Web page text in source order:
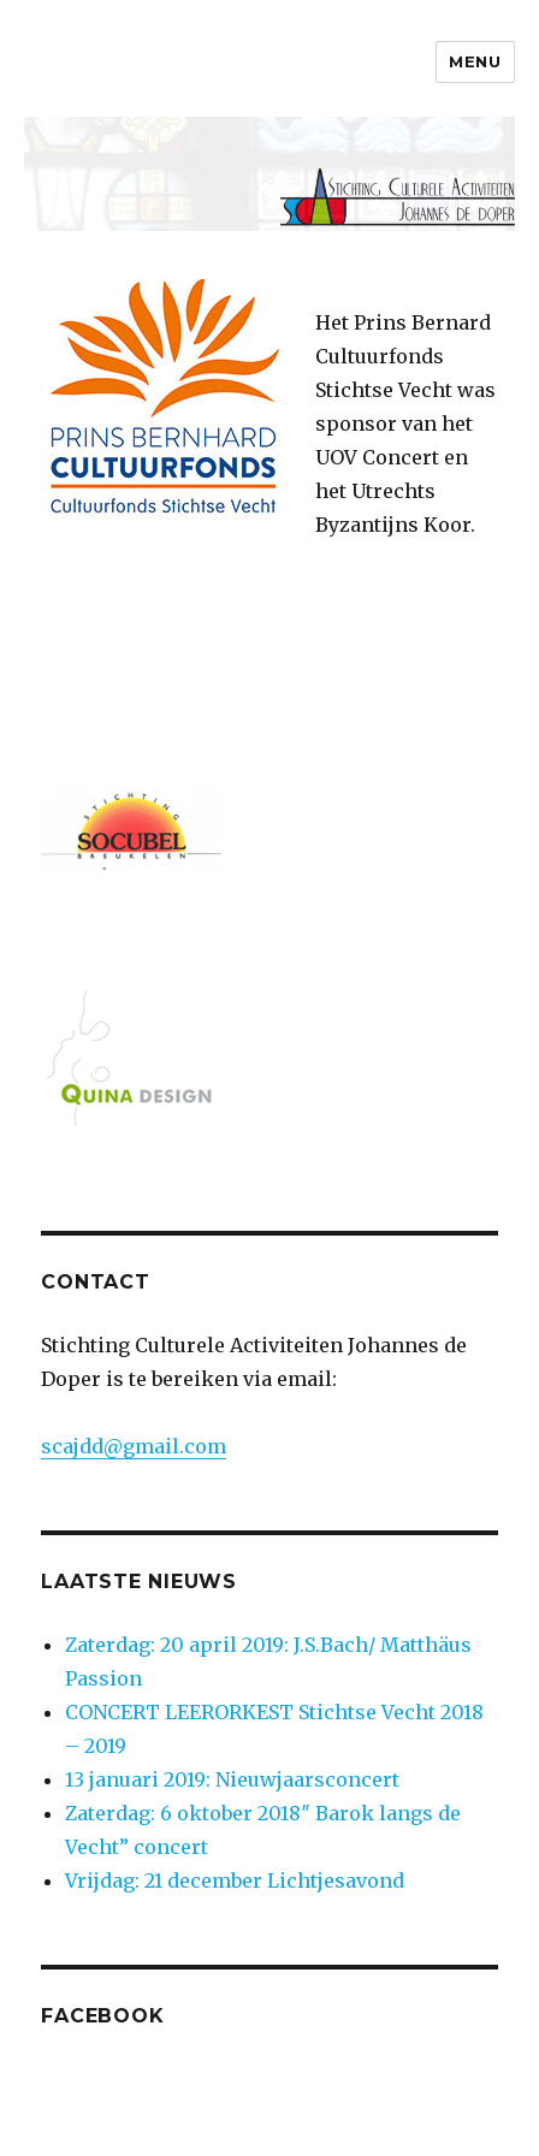
MENU
Het Prins Bernard
Cultuurfonds
Stichtse Vecht was
sponsor van het
UOV Concert en
het Utrechts
Byzantijns Koor.
CONTACT
Stichting Culturele Activiteiten Johannes de
Doper is te bereiken via email:
scajdd@gmail.com
LAATSTE NIEUWS
Zaterdag: 20 april 2019: J.S.Bach/ Matthäus
Passion
CONCERT LEERORKEST Stichtse Vecht 2018
– 2019
13 januari 2019: Nieuwjaarsconcert
Zaterdag: 6 oktober 2018″ Barok langs de
Vecht” concert
Vrijdag: 21 december Lichtjesavond
FACEBOOK